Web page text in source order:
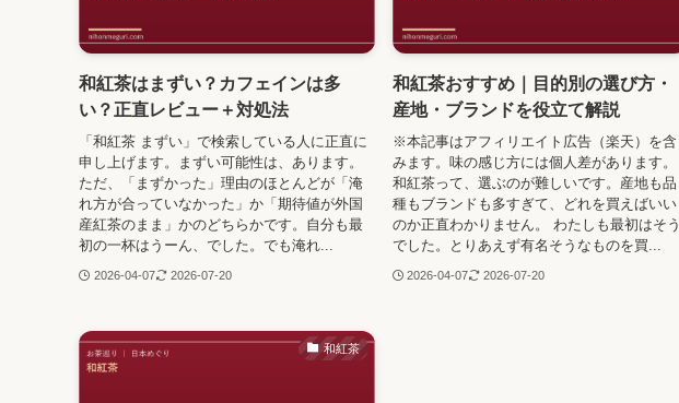
和紅茶はまずい？カフェインは多
い？正直レビュー＋対処法
「和紅茶 まずい」で検索している人に正直に
申し上げます。まずい可能性は、あります。
ただ、「まずかった」理由のほとんどが「淹
れ方が合っていなかった」か「期待値が外国
産紅茶のまま」かのどちらかです。自分も最
初の一杯はうーん、でした。でも淹れ...
2026-04-07 2026-07-20
和紅茶おすすめ｜目的別の選び方・
産地・ブランドを役立て解説
※本記事はアフィリエイト広告（楽天）を含
みます。味の感じ方には個人差があります。
和紅茶って、選ぶのが難しいです。産地も品
種もブランドも多すぎて、どれを買えばいい
のか正直わかりません。 わたしも最初はそう
でした。とりあえず有名そうなものを買...
2026-04-07 2026-07-20
和紅茶